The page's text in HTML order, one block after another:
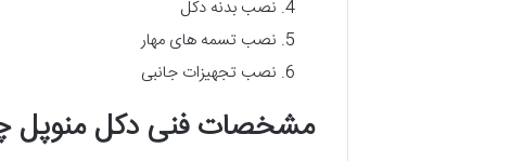
نصب بدنه دکل
نصب تسمه های مهار
نصب تجهیزات جانبی
مشخصات فنی دکل منوپل